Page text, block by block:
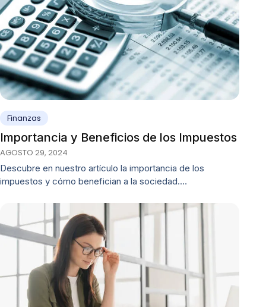
Finanzas
Importancia y Beneficios de los Impuestos
AGOSTO 29, 2024
Descubre en nuestro artículo la importancia de los
impuestos y cómo benefician a la sociedad.…